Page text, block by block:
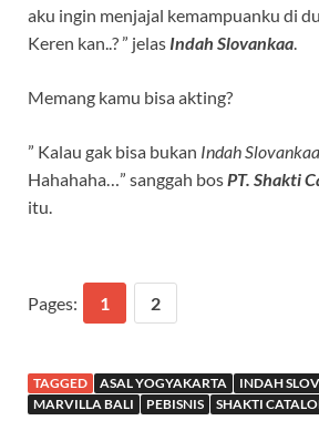
aku ingin menjajal kemampuanku di
Keren kan..? ” jelas Indah Slovankaa.
Memang kamu bisa akting?
” Kalau gak bisa bukan Indah Slovankaa
Hahahaha…” sanggah bosPT. Shakti
itu.
Pages: 1 2
TAGGED ASAL YOGYAKARTA INDAH
MARVILLA BALI
PEBISNIS SHAKTI